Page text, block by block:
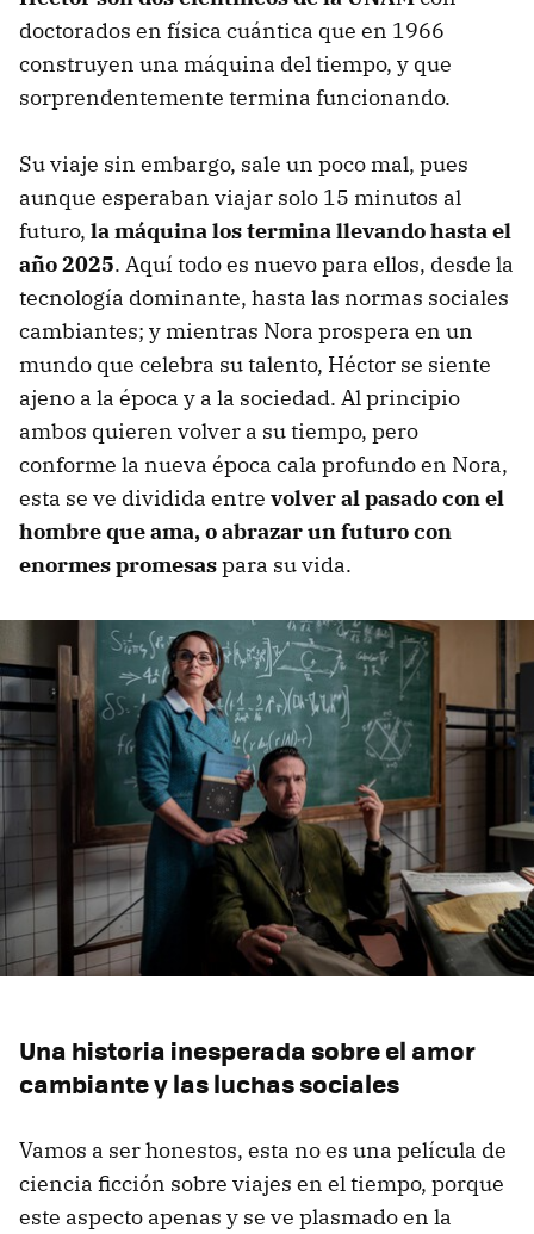
doctorados en física cuántica que en 1966
construyen una máquina del tiempo, y que
sorprendentemente termina funcionando.
Su viaje sin embargo, sale un poco mal, pues
aunque esperaban viajar solo 15 minutos al
futuro, la máquina los termina llevando hasta el
año 2025. Aquí todo es nuevo para ellos, desde la
tecnología dominante, hasta las normas sociales
cambiantes; y mientras Nora prospera en un
mundo que celebra su talento, Héctor se siente
ajeno a la época y a la sociedad. Al principio
ambos quieren volver a su tiempo, pero
conforme la nueva época cala profundo en Nora,
esta se ve dividida entre volver al pasado con el
hombre que ama, o abrazar un futuro con
enormes promesaspara su vida.
Una historia inesperada sobre el amor
cambiante y las luchas sociales
Vamos a ser honestos, esta no es una película de
ciencia ficción sobre viajes en el tiempo, porque
este aspecto apenas y se ve plasmado en la